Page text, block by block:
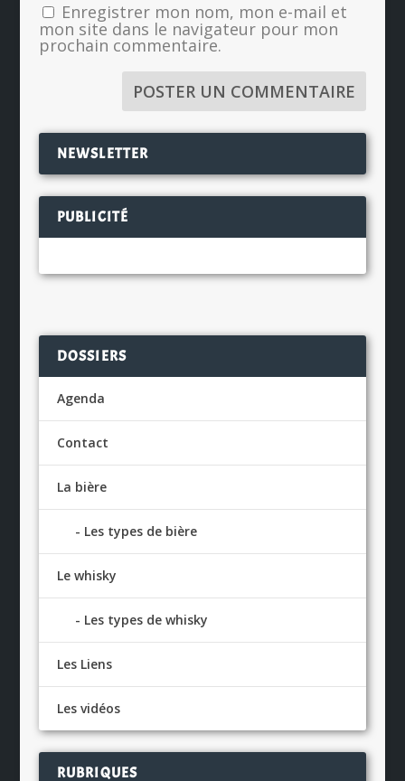
Enregistrer mon nom, mon e-mail et
mon site dans le navigateur pour mon
prochain commentaire.
NEWSLETTER
PUBLICITÉ
DOSSIERS
Agenda
Contact
La bière
Les types de bière
Le whisky
Les types de whisky
Les Liens
Les vidéos
RUBRIQUES